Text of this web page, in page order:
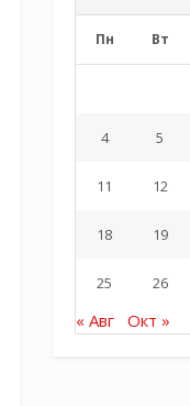
Пн Вт
4 5
11 12
18 19
25 26
« Авг Окт »